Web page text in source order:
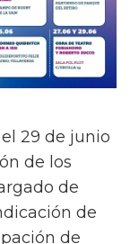
29 de junio
de los
de
de
de